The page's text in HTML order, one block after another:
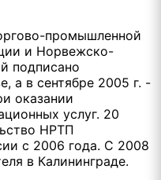
промышленной
и Норвежско-
подписано
а в сентябре 2005 г. -
оказании
услуг. 20
НРТП
с 2006 года. С 2008
в Калининграде.